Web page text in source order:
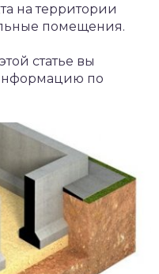
на территории
помещения.
статье вы
по